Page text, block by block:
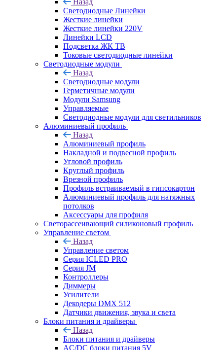
Назад
Светодиодные Линейки
Жесткие линейки
Жесткие линейки 220V
Линейки LCD
Подсветка ЖК ТВ
Токовые светодиодные линейки
Светодиодные модули
Назад
Светодиодные модули
Герметичные модули
Модули Samsung
Управляемые
Светодиодные модули для светильников
Алюминиевый профиль
Назад
Алюминиевый профиль
Накладной и подвесной профиль
Угловой профиль
Круглый профиль
Врезной профиль
Профиль встраиваемый в гипсокартон
Алюминиевый профиль для натяжных
потолков
Аксессуары для профиля
Светорассеивающий силиконовый профиль
Управление светом
Назад
Управление светом
Серия ICLED PRO
Серия JM
Контроллеры
Диммеры
Усилители
Декодеры DMX 512
Датчики движения, звука и света
Блоки питания и драйверы
Назад
Блоки питания и драйверы
AC/DC блоки питания 5V